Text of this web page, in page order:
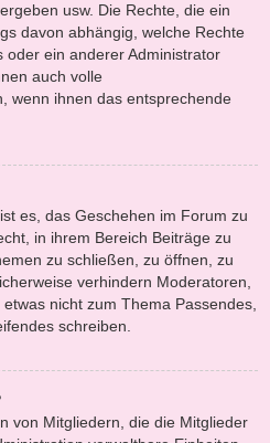
usw. Die Rechte, die ein
davon abhängig, welche Rechte
ein anderer Administrator
auch volle
wenn ihnen das entsprechende
es, das Geschehen im Forum zu
in ihrem Bereich Beiträge zu
zu schließen, zu öffnen, zu
verhindern Moderatoren,
nicht zum Thema Passendes,
schreiben.
von Mitgliedern, die die Mitglieder